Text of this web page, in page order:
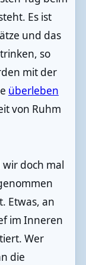
Es ist
und das
so
mit der
überleben
von Ruhm
doch mal
Etwas, an
im Inneren
Wer
die